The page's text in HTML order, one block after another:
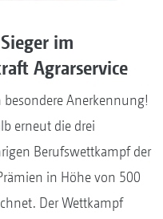
im
Agrarservice
Anerkennung!
erneut die drei
Berufswettkampf der
in Höhe von 500
Der Wettkampf